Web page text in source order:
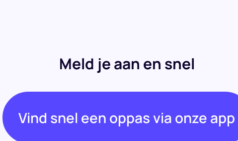
Meld je aan en snel
Vind snel een oppas via onze app